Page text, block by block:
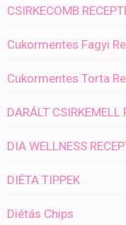
CSIRKECOMB
Cukormentes Fagyi
Cukormentes Torta
DARÁLT CSIRKEMELL
DIA WELLNESS
DIÉTA TIPPEK
Diétás Chips